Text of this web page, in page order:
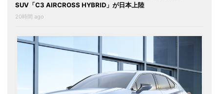
SUV「C3 AIRCROSS HYBRID」が日本上陸
20時間 ago